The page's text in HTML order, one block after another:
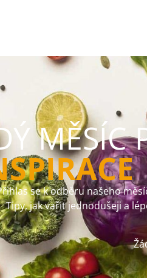
MĚSÍC
se k odběru našeho
Tipy, jak vařit jednodušeji a